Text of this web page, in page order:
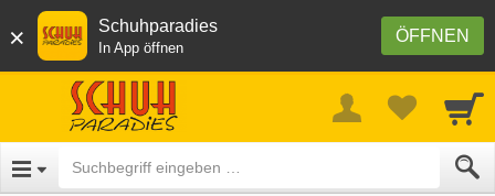
× ÖFFNEN
Schuhparadies
In App öffnen